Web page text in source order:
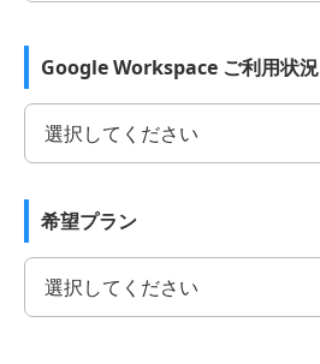
Google Workspace ご利用状況
希望プラン